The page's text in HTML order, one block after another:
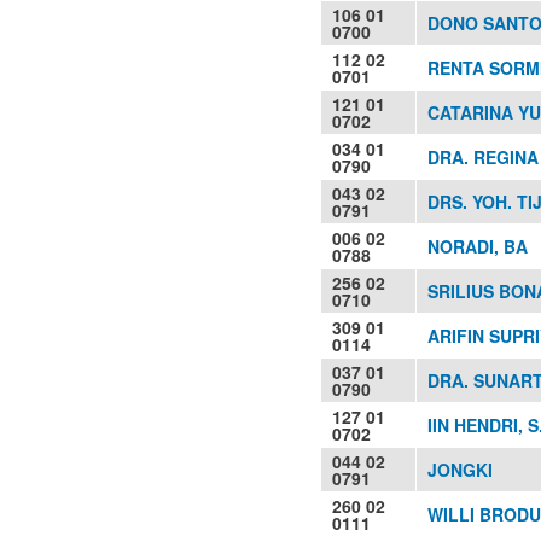
106 01
0700
DONO
112 02
0701
RENTA
121 01
0702
CATARINA
034 01
0790
DRA.
043 02
0791
DRS. YOH.
006 02
0788
NORADI, BA
256 02
0710
SRILIUS
309 01
0114
ARIFIN
037 01
0790
DRA.
127 01
0702
IIN HENDRI,
044 02
0791
JONGKI
260 02
0111
WILLI